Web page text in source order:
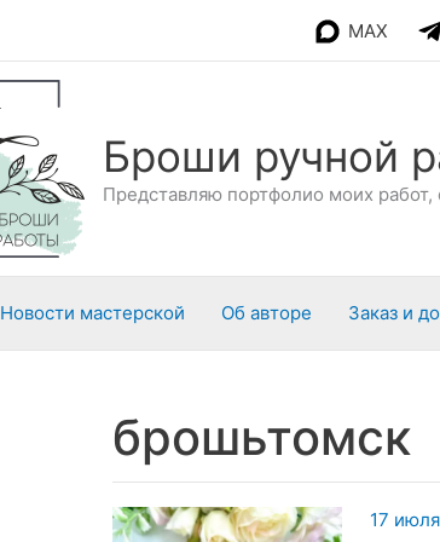
MAX
Броши ручной
Представляю портфолио моих
Новости мастерской Об авторе Заказ и
брошьтомск
17